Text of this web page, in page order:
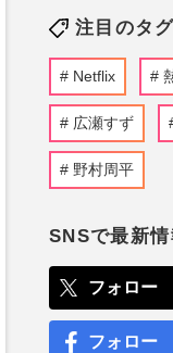
注目のタグ
Netflix
広瀬すず
野村周平
SNSで最新情
フォロー
フォロー